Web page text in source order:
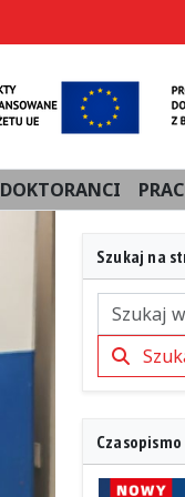
DOKTORANCI
Szukaj na
Szukaj
Czasopismo